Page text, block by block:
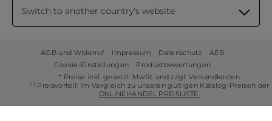
Switch to another country's website
AGB und Widerruf Impressum Datenschutz
AEB
Cookie-Einstellungen
Produktbewertungen
* Preise inkl. gesetzl. MwSt. und zzgl. Versandkosten
(1) Preisvorteil: Im Vergleich zu unseren gültigen Katalog-Preisen der
ONLINEHANDEL PREISLISTE.